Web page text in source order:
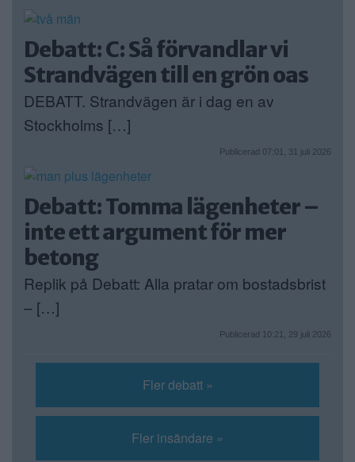
Debatt: C: Så förvandlar vi
Strandvägen till en grön oas
DEBATT. Strandvägen är i dag en av
Stockholms […]
Publicerad 07:01, 31 juli 2026
Debatt: Tomma lägenheter –
inte ett argument för mer
betong
Replik på Debatt: Alla pratar om bostadsbrist
– […]
Publicerad 10:21, 29 juli 2026
Fler debatt »
Fler insändare »